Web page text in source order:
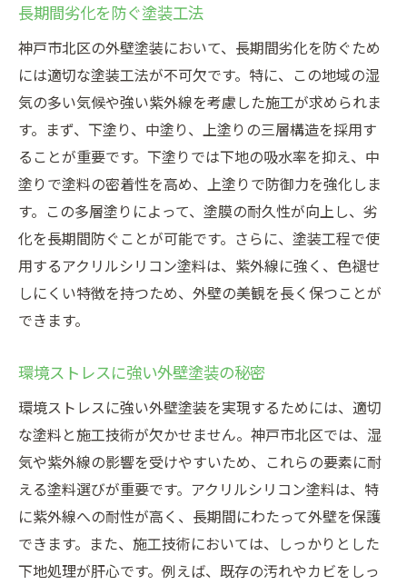
長期間劣化を防ぐ塗装工法
神戸市北区の外壁塗装において、長期間劣化を防ぐため
には適切な塗装工法が不可欠です。特に、この地域の湿
気の多い気候や強い紫外線を考慮した施工が求められま
す。まず、下塗り、中塗り、上塗りの三層構造を採用す
ることが重要です。下塗りでは下地の吸水率を抑え、中
塗りで塗料の密着性を高め、上塗りで防御力を強化しま
す。この多層塗りによって、塗膜の耐久性が向上し、劣
化を長期間防ぐことが可能です。さらに、塗装工程で使
用するアクリルシリコン塗料は、紫外線に強く、色褪せ
しにくい特徴を持つため、外壁の美観を長く保つことが
できます。
環境ストレスに強い外壁塗装の秘密
環境ストレスに強い外壁塗装を実現するためには、適切
な塗料と施工技術が欠かせません。神戸市北区では、湿
気や紫外線の影響を受けやすいため、これらの要素に耐
える塗料選びが重要です。アクリルシリコン塗料は、特
に紫外線への耐性が高く、長期間にわたって外壁を保護
できます。また、施工技術においては、しっかりとした
下地処理が肝心です。例えば、既存の汚れやカビをしっ